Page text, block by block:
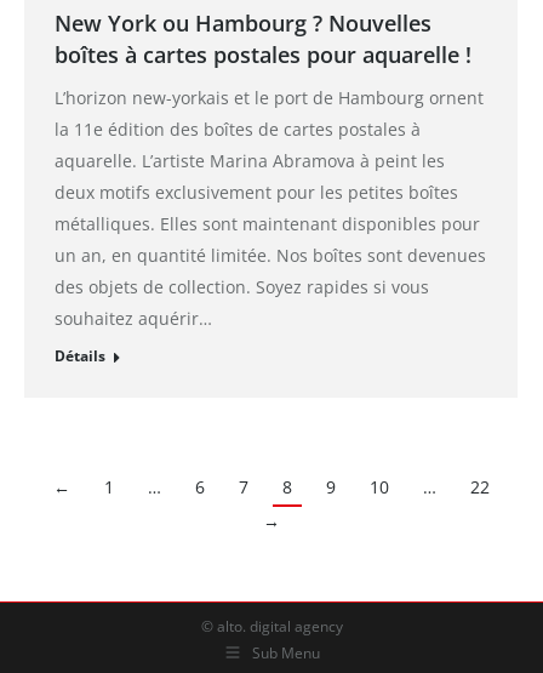
New York ou Hambourg ? Nouvelles
boîtes à cartes postales pour aquarelle !
L’horizon new-yorkais et le port de Hambourg ornent
la 11e édition des boîtes de cartes postales à
aquarelle. L’artiste Marina Abramova à peint les
deux motifs exclusivement pour les petites boîtes
métalliques. Elles sont maintenant disponibles pour
un an, en quantité limitée. Nos boîtes sont devenues
des objets de collection. Soyez rapides si vous
souhaitez aquérir…
Détails
← 1 … 6 7 8 9 10 …
22
→
© alto. digital agency
Sub Menu